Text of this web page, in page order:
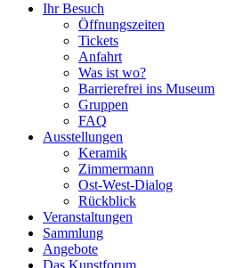
Ihr Besuch
Öffnungszeiten
Tickets
Anfahrt
Was ist wo?
Barrierefrei ins Museum
Gruppen
FAQ
Ausstellungen
Keramik
Zimmermann
Ost-West-Dialog
Rückblick
Veranstaltungen
Sammlung
Angebote
Das Kunstforum